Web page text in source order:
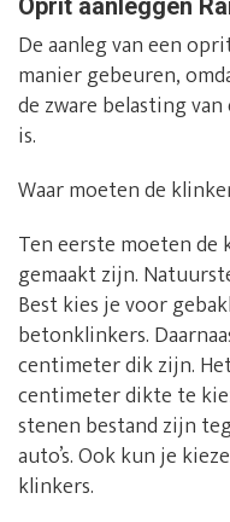
Oprit aanleggen
De aanleg van een
manier gebeuren,
de zware belasting
is.
Waar moeten de
Ten eerste moeten de
gemaakt zijn.
Best kies je voor
betonklinkers.
centimeter dik zijn.
centimeter dikte te
stenen bestand zijn
auto’s. Ook kun je
klinkers.